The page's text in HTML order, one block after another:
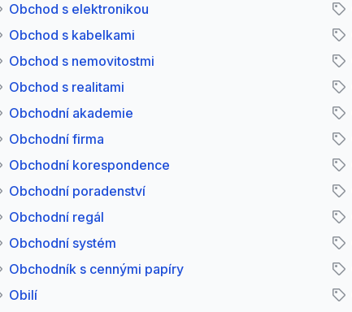
Obchod s elektronikou
Obchod s kabelkami
Obchod s nemovitostmi
Obchod s realitami
Obchodní akademie
Obchodní firma
Obchodní korespondence
Obchodní poradenství
Obchodní regál
Obchodní systém
Obchodník s cennými papíry
Obilí